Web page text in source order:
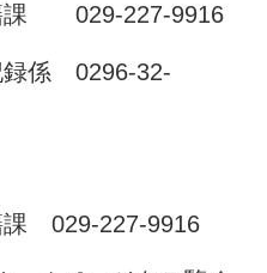
課 029-227-9916
録係 0296-32-
課 029-227-9916